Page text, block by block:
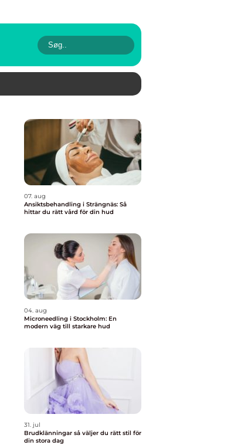
07. aug
Ansiktsbehandling i Strängnäs: Så
hittar du rätt vård för din hud
04. aug
Microneedling i Stockholm: En
modern väg till starkare hud
31. jul
Brudklänningar så väljer du rätt stil för
din stora dag